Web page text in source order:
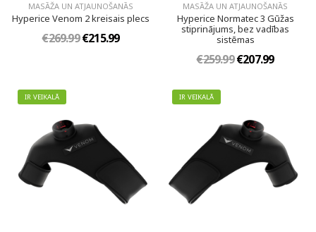
MASĀŽA UN ATJAUNOŠANĀS
Hyperice Venom 2 kreisais plecs
€269.99€215.99
MASĀŽA UN ATJAUNOŠANĀS
Hyperice Normatec 3 Gūžas
stiprinājums, bez vadības
sistēmas
€259.99€207.99
IR VEIKALĀ IR VEIKALĀ